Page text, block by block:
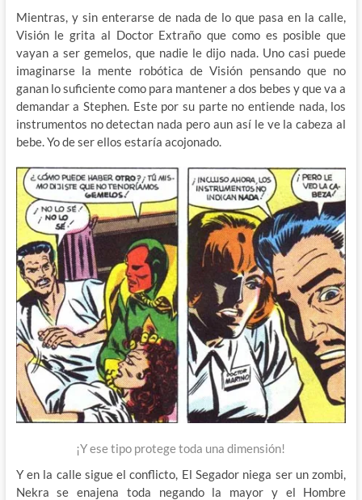
Mientras, y sin enterarse de nada de lo que pasa en la calle,
Visión le grita al Doctor Extraño que como es posible que
vayan a ser gemelos, que nadie le dijo nada. Uno casi puede
imaginarse la mente robótica de Visión pensando que no
ganan lo suficiente como para mantener a dos bebes y que va a
demandar a Stephen. Este por su parte no entiende nada, los
instrumentos no detectan nada pero aun así le ve la cabeza al
bebe. Yo de ser ellos estaría acojonado.
¡Y ese tipo protege toda una dimensión!
Y en la calle sigue el conflicto, El Segador niega ser un zombi,
Nekra se enajena toda negando la mayor y el Hombre